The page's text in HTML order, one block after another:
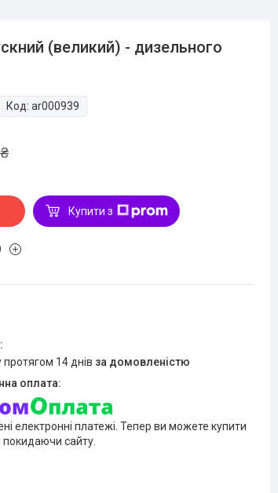
(великий) - дизельного
Код:ar000939
Купити з
протягом 14 днів за домовленістю
електронні платежі. Тепер ви можете купити
сайту.